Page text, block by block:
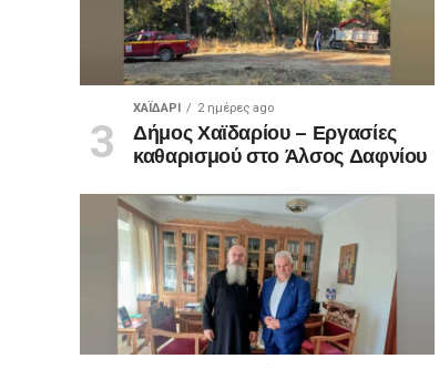
ΧΑΪΔΑΡΙ 2 ημέρες ago
Δήμος Χαϊδαρίου – Εργασίες
καθαρισμού στο Άλσος Δαφνίου